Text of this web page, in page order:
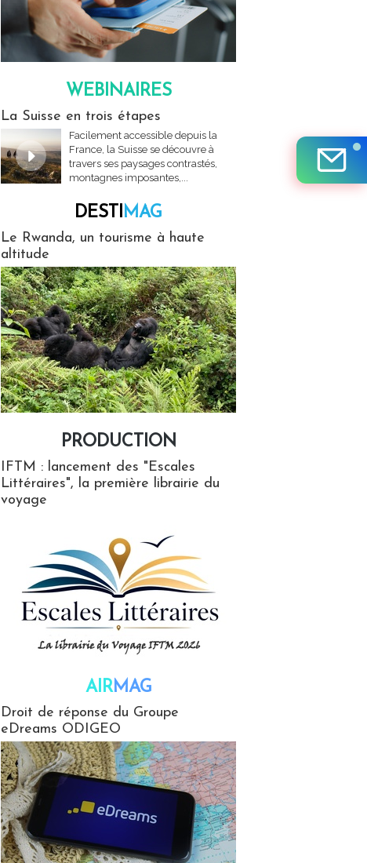
WEBINAIRES
La Suisse en trois étapes
Facilement accessible depuis la
France, la Suisse se découvre à
travers ses paysages contrastés,
montagnes imposantes,...
DESTIMAG
Le Rwanda, un tourisme à haute
altitude
PRODUCTION
IFTM : lancement des "Escales
Littéraires", la première librairie du
voyage
AIRMAG
Droit de réponse du Groupe
eDreams ODIGEO